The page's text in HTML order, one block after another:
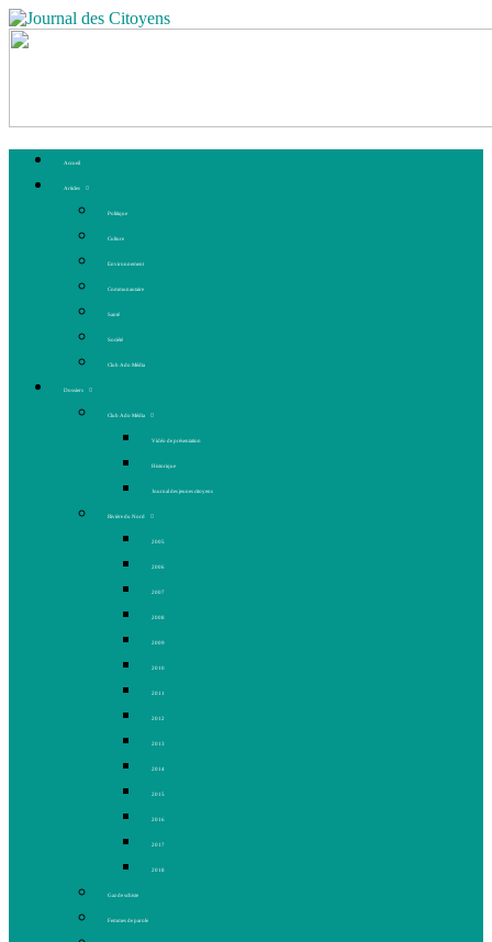
Accueil
Articles
Politique
Culture
Environnement
Communautaire
Santé
Société
Club Ado Média
Dossiers
Club Ado Média
Vidéo de présentation
Historique
Journal des jeunes citoyens
Rivière du Nord
2005
2006
2007
2008
2009
2010
2011
2012
2013
2014
2015
2016
2017
2018
Gaz de schiste
Femmes de parole